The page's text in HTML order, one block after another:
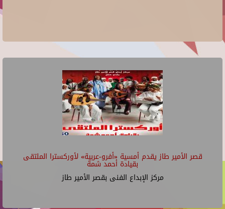
قصر الأمير طاز يقدم أمسية «أفرو-عربية» لأوركسترا الملتقى
بقيادة أحمد شمة
مركز الإبداع الفنى بقصر الأمير طاز